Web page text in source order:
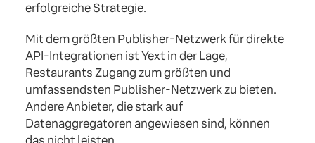
erfolgreiche Strategie.
Mit dem größten Publisher-Netzwerk für direkte
API-Integrationen ist Yext in der Lage,
Restaurants Zugang zum größten und
umfassendsten Publisher-Netzwerk zu bieten.
Andere Anbieter, die stark auf
Datenaggregatoren angewiesen sind, können